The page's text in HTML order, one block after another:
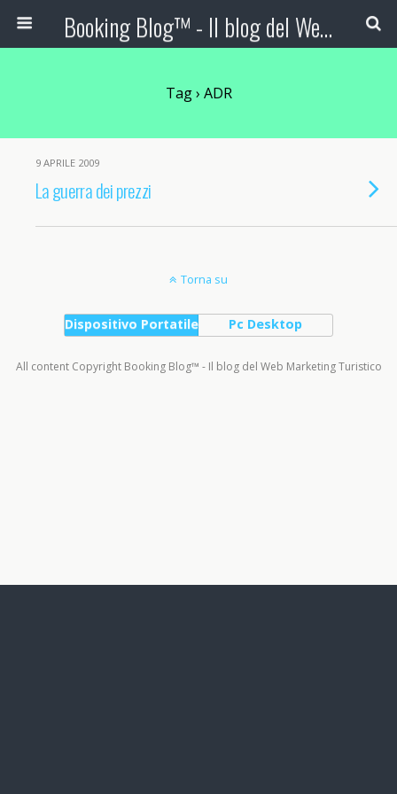
Booking Blog™ - Il blog del Web Marketing Turistico
Tag › ADR
9 APRILE 2009
La guerra dei prezzi
Torna su
Dispositivo Portatile Pc Desktop
All content Copyright Booking Blog™ - Il blog del Web Marketing Turistico